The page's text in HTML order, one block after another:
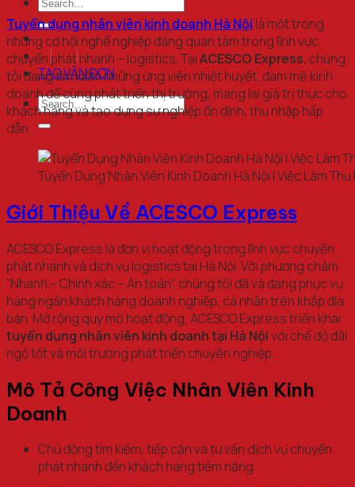
TẠO VẬN ĐƠN
Tuyển dụng nhân viên kinh doanh Hà Nội là một trong
những cơ hội nghề nghiệp đáng quan tâm trong lĩnh vực
chuyển phát nhanh – logistics. TạiACESCO Express, chúng
tôi đang tìm kiếm những ứng viên nhiệt huyết, đam mê kinh
doanh để cùng phát triển thị trường, mang lại giá trị thực cho
khách hàng và tạo dựng sự nghiệp ổn định, thu nhập hấp
dẫn.
Tuyển Dụng Nhân Viên Kinh Doanh Hà Nội | Việc Làm
Giới Thiệu Về ACESCO Express
ACESCO Express là đơn vị hoạt động trong lĩnh vực chuyển
phát nhanh và dịch vụ logistics tại Hà Nội. Với phương châm
“Nhanh – Chính xác – An toàn”, chúng tôi đã và đang phục vụ
hàng ngàn khách hàng doanh nghiệp, cá nhân trên khắp địa
bàn. Mở rộng quy mô hoạt động, ACESCO Express triển khai
tuyển dụng nhân viên kinh doanh tại Hà Nộivới chế độ đãi
ngộ tốt và môi trường phát triển chuyên nghiệp.
Mô Tả Công Việc Nhân Viên Kinh
Doanh
Chủ động tìm kiếm, tiếp cận và tư vấn dịch vụ chuyển
phát nhanh đến khách hàng tiềm năng.